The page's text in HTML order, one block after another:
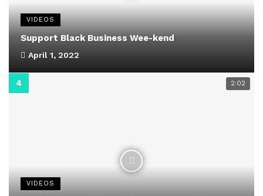
VIDEOS
Support Black Business Wee-kend
April 1, 2022
2:02
VIDEOS